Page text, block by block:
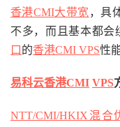
香港CMI大带宽，具
不多，而且基本都会
口 的香港CMI VPS性
易科云香港CMI VPS
NTT/CMI/HKIX混合